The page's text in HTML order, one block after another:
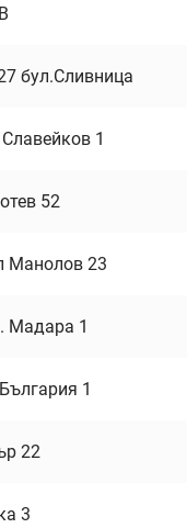
бул.Сливница
1
52
Манолов 23
Мадара 1
1
22
3